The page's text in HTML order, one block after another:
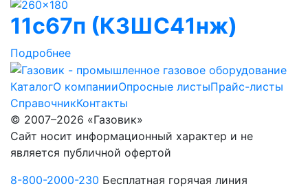
11с67п (КЗШС41нж)
Подробнее
КаталогО компанииОпросные листыПрайс-листы
СправочникКонтакты
© 2007–2026 «Газовик»
Сайт носит информационный характер и не
является публичной офертой
8-800-2000-230 Бесплатная горячая линия